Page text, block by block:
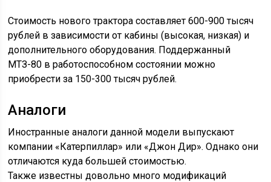
Стоимость нового трактора составляет 600-900 тысяч
рублей в зависимости от кабины (высокая, низкая) и
дополнительного оборудования. Поддержанный
МТЗ-80 в работоспособном состоянии можно
приобрести за 150-300 тысяч рублей.
Аналоги
Иностранные аналоги данной модели выпускают
компании «Катерпиллар» или «Джон Дир». Однако они
отличаются куда большей стоимостью.
Также известны довольно много модификаций